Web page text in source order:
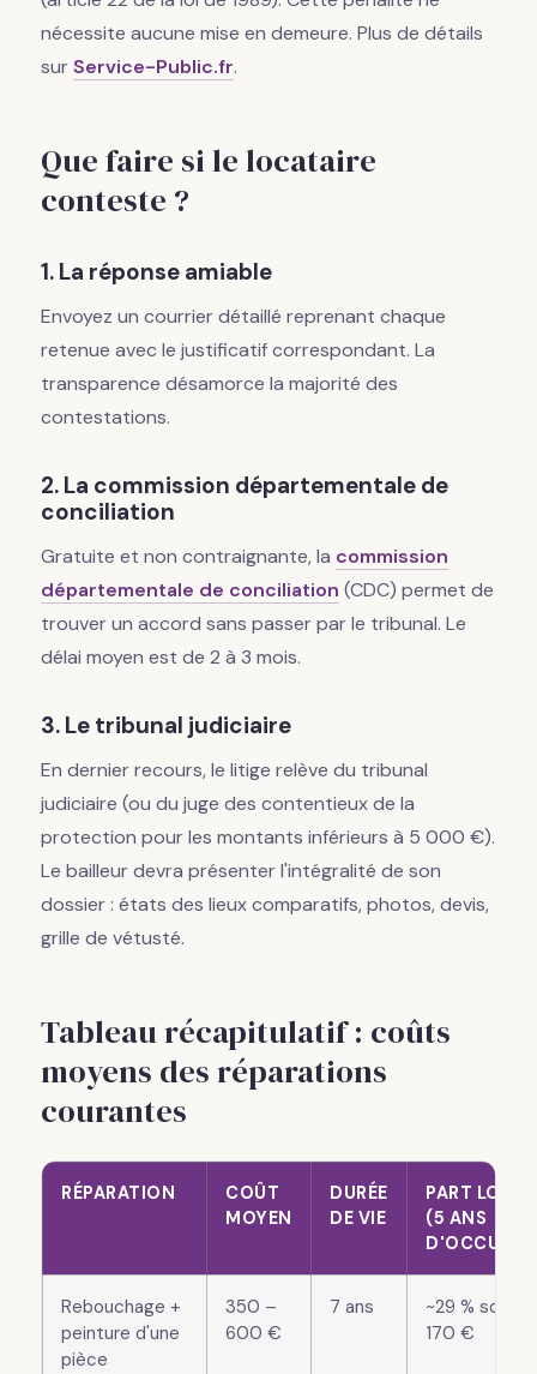
nécessite aucune mise en demeure. Plus de détails
surService-Public.fr.
Que faire si le locataire
conteste ?
1. La réponse amiable
Envoyez un courrier détaillé reprenant chaque
retenue avec le justificatif correspondant. La
transparence désamorce la majorité des
contestations.
2. La commission départementale de
conciliation
Gratuite et non contraignante, la commission
départementale de conciliation (CDC) permet de
trouver un accord sans passer par le tribunal. Le
délai moyen est de 2 à 3 mois.
3. Le tribunal judiciaire
En dernier recours, le litige relève du tribunal
judiciaire (ou du juge des contentieux de la
protection pour les montants inférieurs à 5 000 €).
Le bailleur devra présenter l'intégralité de son
dossier : états des lieux comparatifs, photos, devis,
grille de vétusté.
Tableau récapitulatif : coûts
moyens des réparations
courantes
RÉPARATION
COÛT
MOYEN
DURÉE
DE VIE
PART
(5 ANS
Rebouchage +
peinture d'une
pièce
350 –
600 €
7 ans
~29 % soit
170 €